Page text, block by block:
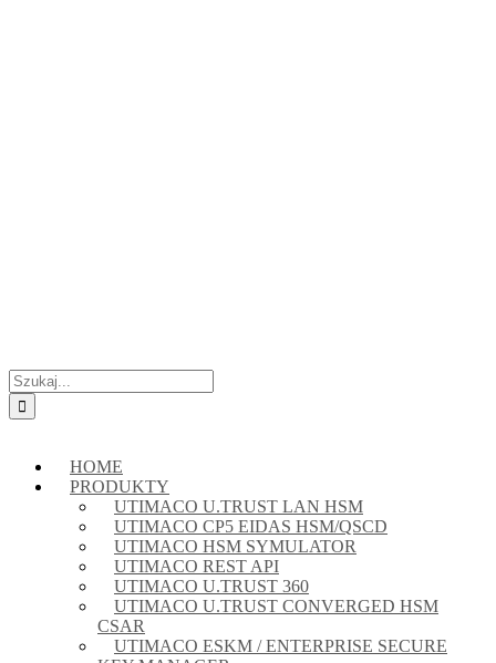
Szukaj
HOME
PRODUKTY
UTIMACO U.TRUST LAN HSM
UTIMACO CP5 EIDAS HSM/QSCD
UTIMACO HSM SYMULATOR
UTIMACO REST API
UTIMACO U.TRUST 360
UTIMACO U.TRUST CONVERGED HSM
CSAR
UTIMACO ESKM / ENTERPRISE SECURE